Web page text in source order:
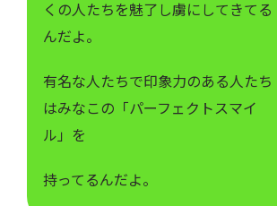
くの人たちを魅了し虜にしてきてる
んだよ。
有名な人たちで印象力のある人たち
はみなこの「パーフェクトスマイ
ル」を
持ってるんだよ。